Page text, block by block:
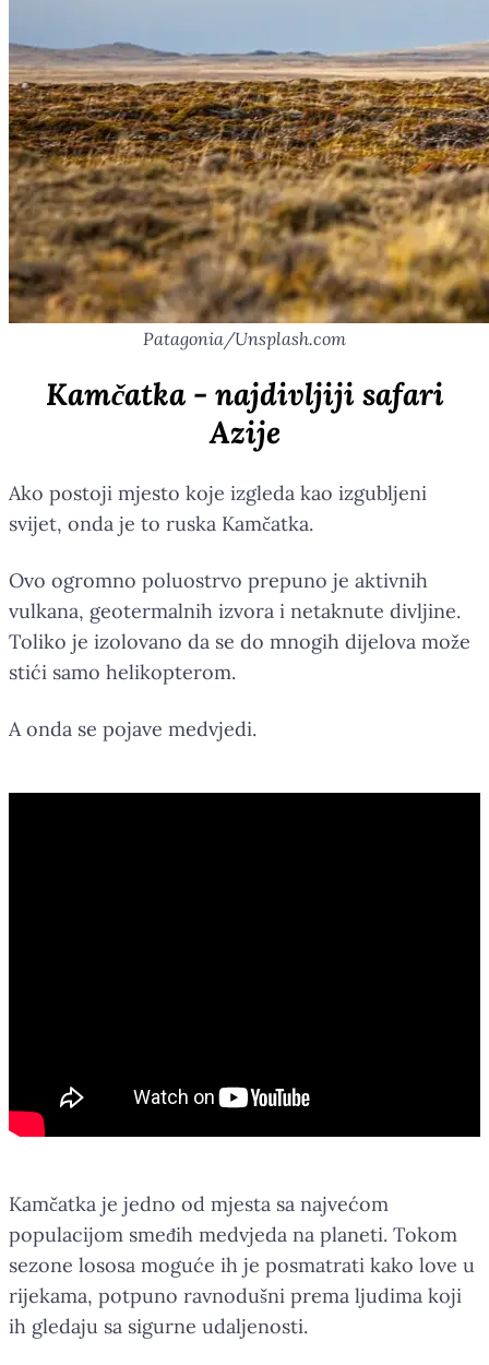
Patagonia/Unsplash.com
Kamčatka - najdivljiji safari
Azije
Ako postoji mjesto koje izgleda kao izgubljeni
svijet, onda je to ruska Kamčatka.
Ovo ogromno poluostrvo prepuno je aktivnih
vulkana, geotermalnih izvora i netaknute divljine.
Toliko je izolovano da se do mnogih dijelova može
stići samo helikopterom.
A onda se pojave medvjedi.
Kamčatka je jedno od mjesta sa najvećom
populacijom smeđih medvjeda na planeti. Tokom
sezone lososa moguće ih je posmatrati kako love u
rijekama, potpuno ravnodušni prema ljudima koji
ih gledaju sa sigurne udaljenosti.